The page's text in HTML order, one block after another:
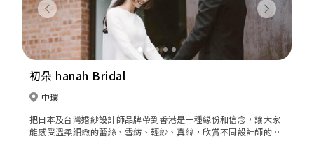
Previous Next
初朵 hanah Bridal
中環
把日本及台灣婚紗設計師品牌帶到香港是一種緣份和信念，讓大家
能感受溫柔細緻的蕾絲、雪紡、輕紗、真絲，欣賞不同設計師的風
格與態度，清新優雅而不庸俗，配合女性化的剪裁，為大家帶來多